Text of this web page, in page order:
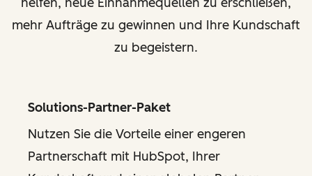
mehr Aufträge zu gewinnen und Ihre Kundschaft
zu begeistern.
Solutions-Partner-Paket
Nutzen Sie die Vorteile einer engeren
Partnerschaft mit HubSpot, Ihrer